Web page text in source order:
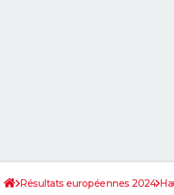
Résultats européennes 2024